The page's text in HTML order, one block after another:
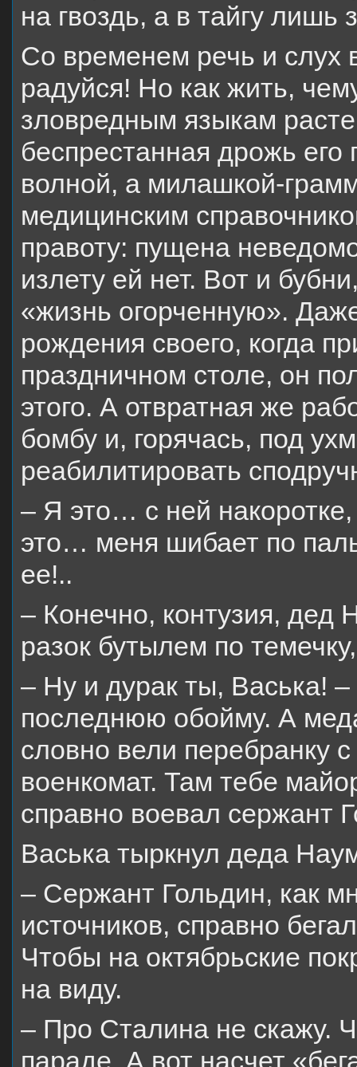
на гвоздь, а в тайгу
Со временем речь и слух
радуйся! Но как жить,
зловредным языкам
беспрестанная дрожь
волной, а милашкой-
медицинским
правоту: пущена
излету ей нет. Вот и
«жизнь огорченную».
рождения своего, когда
праздничном столе, он
этого. А отвратная же
бомбу и, горячась, под
реабилитировать
– Я это… с ней
это… меня шибает по
ее!..
– Конечно, контузия, дед
разок бутылем по
– Ну и дурак ты, Васька!
последнюю обойму. А
словно вели перебранку
военкомат. Там тебе
справно воевал сержант
Васька тыркнул деда
– Сержант Гольдин, как
источников, справно
Чтобы на октябрьские
на виду.
– Про Сталина не скажу.
параде. А вот насчет